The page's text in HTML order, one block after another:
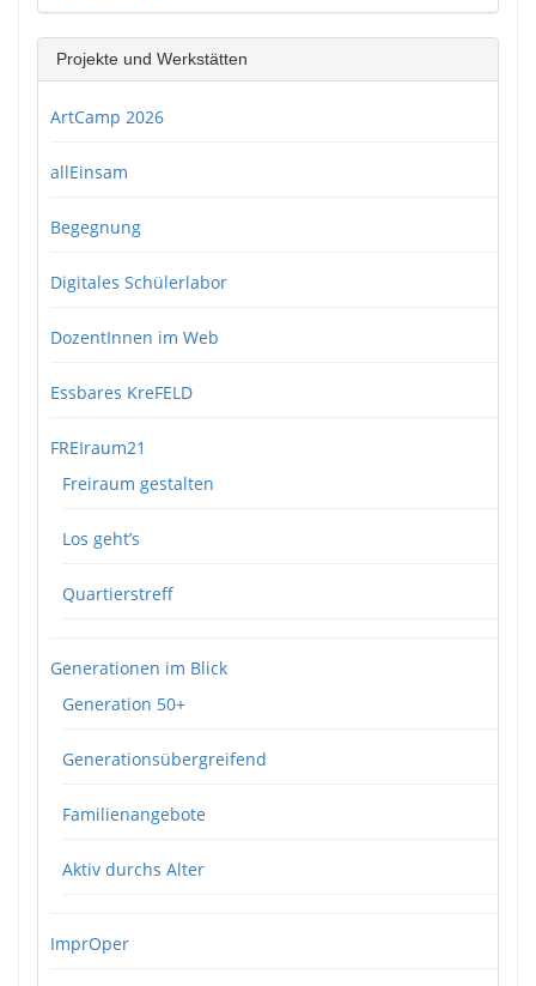
Projekte und Werkstätten
ArtCamp 2026
allEinsam
Begegnung
Digitales Schülerlabor
DozentInnen im Web
Essbares KreFELD
FREIraum21
Freiraum gestalten
Los geht’s
Quartierstreff
Generationen im Blick
Generation 50+
Generationsübergreifend
Familienangebote
Aktiv durchs Alter
ImprOper